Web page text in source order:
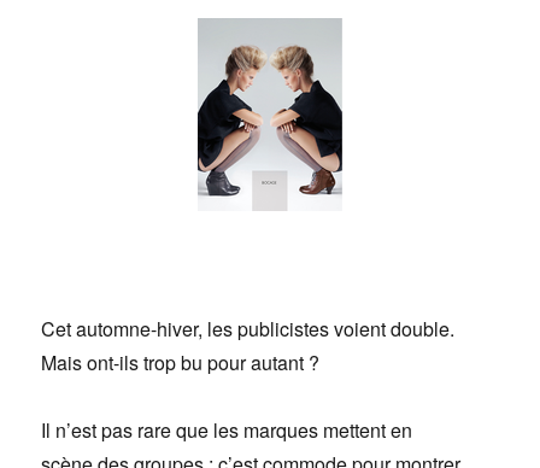
Cet automne-hiver, les publicistes voient double.
Mais ont-ils trop bu pour autant ?
Il n’est pas rare que les marques mettent en